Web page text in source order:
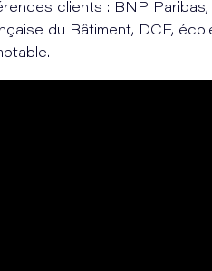
clients : BNP Paribas,
du Bâtiment, DCF,